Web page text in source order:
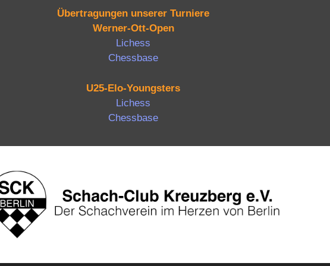
Übertragungen unserer Turniere
Werner-Ott-Open
Lichess
Chessbase
U25-Elo-Youngsters
Lichess
Chessbase